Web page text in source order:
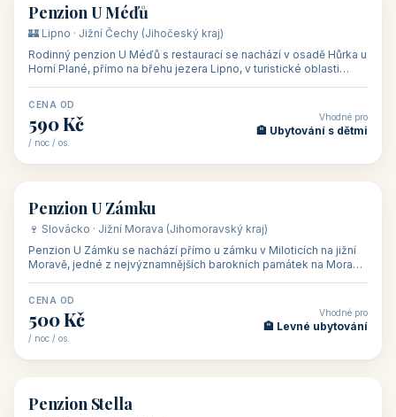
🏡 penzion
Penzion U Méďů
🏰 Lipno · Jižní Čechy (Jihočeský kraj)
Rodinný penzion U Méďů s restaurací se nachází v osadě Hůrka u
Horní Plané, přímo na břehu jezera Lipno, v turistické oblasti
CENA OD
590 Kč
/ noc / os.
Vhodné pro
🏨 Ubytování s dětmi
🏡 penzion
Penzion U Zámku
🍷 Slovácko · Jižní Morava (Jihomoravský kraj)
Penzion U Zámku se nachází přímo u zámku v Miloticích na jižní
Moravě, jedné z nejvýznamnějších barokních památek na Moravě,
CENA OD
500 Kč
/ noc / os.
Vhodné pro
🏨 Levné ubytování
🏡 penzion
Penzion Stella